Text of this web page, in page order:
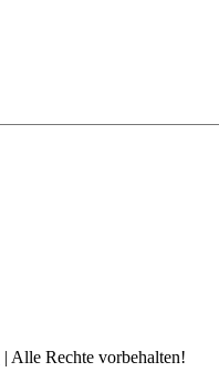
| Alle Rechte vorbehalten!